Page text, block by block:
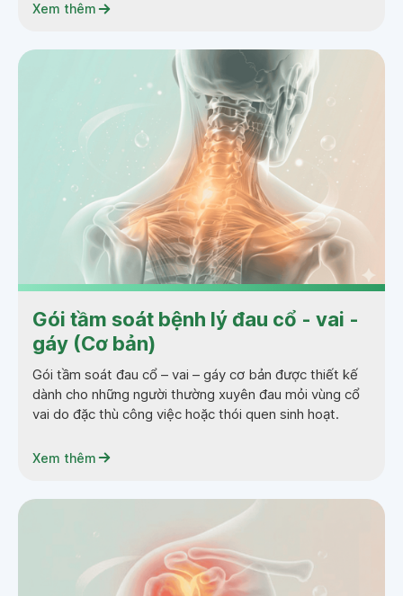
Xem thêm
Gói tầm soát bệnh lý đau cổ - vai -
gáy (Cơ bản)
Gói tầm soát đau cổ – vai – gáy cơ bản được thiết kế
dành cho những người thường xuyên đau mỏi vùng cổ
vai do đặc thù công việc hoặc thói quen sinh hoạt.
Xem thêm